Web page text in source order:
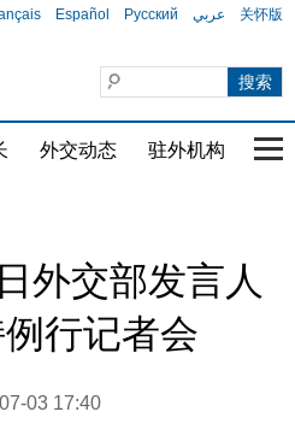
Español Русский عربي 关怀版
外交动态 驻外机构 国
外交部发言人
行记者会
03 17:40